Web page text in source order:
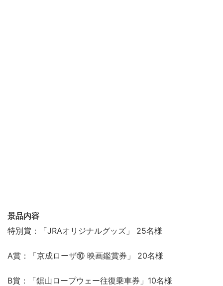
景品内容
特別賞：「JRAオリジナルグッズ」 25名様
A賞：「京成ローザ⑩ 映画鑑賞券」 20名様
B賞：「鋸山ロープウェー往復乗車券」10名様